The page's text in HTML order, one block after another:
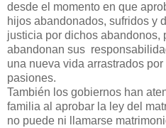
desde el momento en que
hijos abandonados, sufridos y
justicia por dichos abandonos,
abandonan sus
una nueva vida arrastrados
pasiones.
También los gobiernos han
familia al aprobar la ley del
no puede ni llamarse